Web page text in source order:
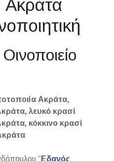
Ακράτα
Ακράτα,
λευκό κρασί
κόκκινο κρασί
“ Εδανός